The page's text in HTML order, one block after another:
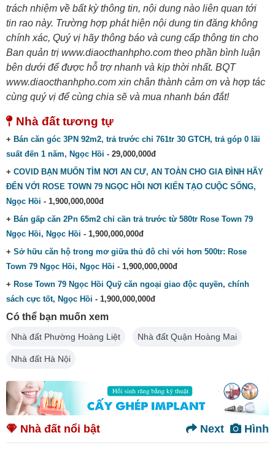
trách nhiệm về bất kỳ thông tin, nội dung nào liên quan tới
tin rao này. Trường hợp phát hiện nội dung tin đăng không
chính xác, Quý vị hãy thông báo và cung cấp thông tin cho
Ban quản trị www.diaocthanhpho.com theo phần bình luận
bên dưới để được hỗ trợ nhanh và kịp thời nhất. BQT
www.diaocthanhpho.com xin chân thành cảm ơn và hợp tác
cùng quý vị để cùng chia sẽ và mua nhanh bán đắt!
Nhà đất tương tự
+ Bán căn góc 3PN 92m2, trả trước chỉ 761tr 30 GTCH, trả góp 0 lãi
suất đến 1 năm, Ngọc Hồi - 29,000,000đ
+ COVID BẠN MUỐN TÌM NƠI AN CƯ, AN TOÀN CHO GIA ĐÌNH HÃY
ĐỂN VỚI ROSE TOWN 79 NGỌC HỒI NƠI KIẾN TẠO CUỘC SỐNG,
Ngọc Hồi - 1,900,000,000đ
+ Bán gấp căn 2Pn 65m2 chỉ cần trả trước từ 580tr Rose Town 79
Ngọc Hồi, Ngọc Hồi - 1,900,000,000đ
+ Sở hữu căn hộ trong mơ giữa thủ đô chỉ với hơn 500tr: Rose
Town 79 Ngọc Hồi, Ngọc Hồi - 1,900,000,000đ
+ Rose Town 79 Ngọc Hồi Quỹ căn ngoại giao độc quyền, chính
sách cực tốt, Ngọc Hồi - 1,900,000,000đ
Có thể bạn muốn xem
Nhà đất Phường Hoàng Liệt Nhà đất Quận Hoàng Mai
Nhà đất Hà Nội
Nhà đất nổi bật Hình
Next